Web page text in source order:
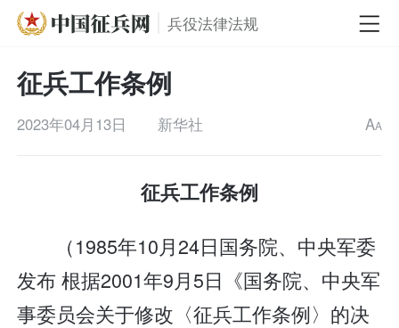
兵役法律法规
征兵工作条例
2023年04月13日 新华社 AA
征兵工作条例
（1985年10月24日国务院、中央军委
发布 根据2001年9月5日《国务院、中央军
事委员会关于修改〈征兵工作条例〉的决